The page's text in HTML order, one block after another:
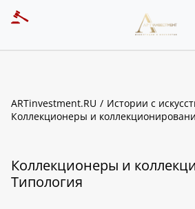
ARTinvestment.RU
Истории с
Коллекционеры и
Коллекционеры и
Типология